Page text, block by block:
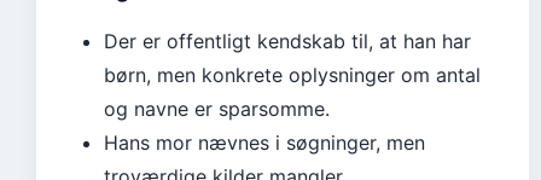
Der er offentligt kendskab til, at han har
børn, men konkrete oplysninger om antal
og navne er sparsomme.
Hans mor nævnes i søgninger, men